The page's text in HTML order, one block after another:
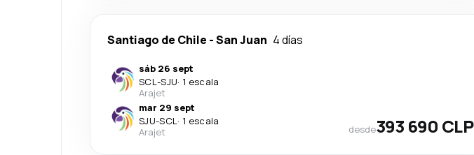
Santiago de Chile -San Juan 4 días
sáb 26 sept
SCL-SJU· 1 escala
Arajet
mar 29 sept
SJU-SCL· 1 escala
Arajet
desde393 690 CLP